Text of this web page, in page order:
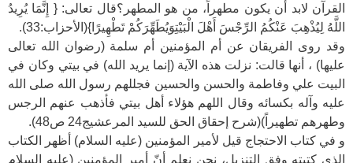
القرآن لابد أن يكون مطهراً، من هو المطهر؟قال تعالى: { إِنَّمَا يُرِيدُ
اللَّهُ لِيُذْهِبَ عَنْكُمُ الرِّجْسَ أَهْلَ الْبَيْتِوَيُطَهِّرَكُمْ تَطْهِيرًا}(الأحزاب:33).
وقد روى الفريقان عن أم المؤمنين أم سلمة (رضوان الله تعالى
عليها) ، أنها قالت: نزلت هذه الآية (إنما يريد الله) في بيتي وكان في
البيت علي وفاطمة والحسن والحسين فجللهم رسول الله صلى الله
عليه وآله بكسائه وقال اللهم هؤلاء أهل بيتي فأذهب عنهم الرجس
وطهرهم تطهيراً)(شرح إحقاق الحق للسيد المرعشيج24 ص48).
و في كتاب الاحتجاج قيل لأمير المؤمنين (عليه السلام) أظهر الكتاب
الذي كتبته وفق التنزيل، نحن نعلم أنّ أمير المؤمنين (عليه السلام